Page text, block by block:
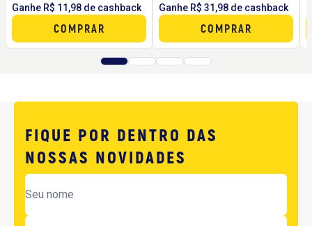
Ganhe R$ 11,98 de cashback
COMPRAR
Ganhe R$ 31,98 de cashback
COMPRAR
FIQUE POR DENTRO DAS
NOSSAS NOVIDADES